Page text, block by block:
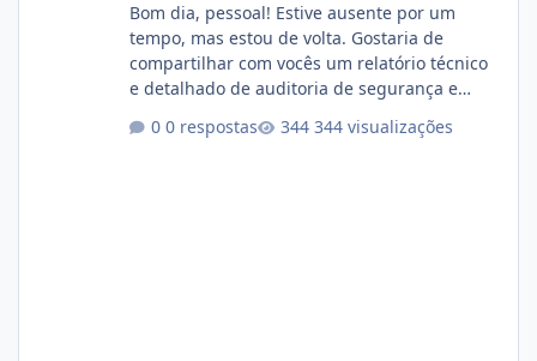
Bom dia, pessoal! Estive ausente por um
tempo, mas estou de volta. Gostaria de
compartilhar com vocês um relatório técnico
e detalhado de auditoria de segurança e
atualmente em circulação e comercialização
0 respostas 344 visualizações